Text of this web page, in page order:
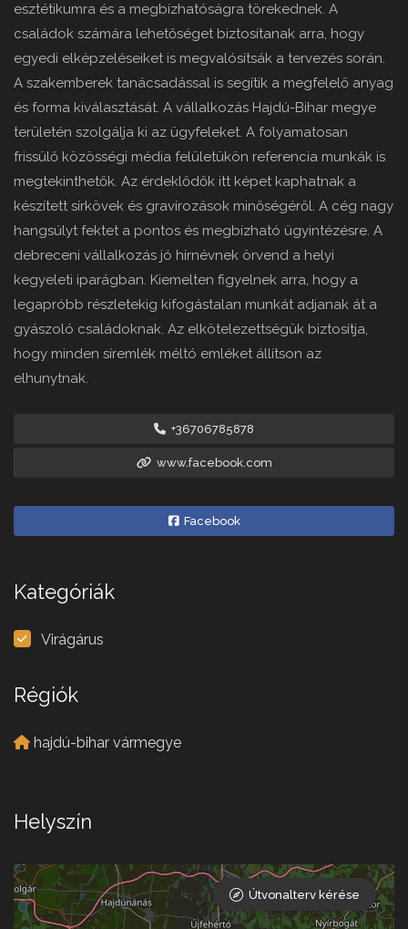
esztétikumra és a megbízhatóságra törekednek. A
családok számára lehetőséget biztosítanak arra, hogy
egyedi elképzeléseiket is megvalósítsák a tervezés során.
A szakemberek tanácsadással is segítik a megfelelő anyag
és forma kiválasztását. A vállalkozás Hajdú-Bihar megye
területén szolgálja ki az ügyfeleket. A folyamatosan
frissülő közösségi média felületükön referencia munkák is
megtekinthetők. Az érdeklődők itt képet kaphatnak a
készített sírkövek és gravírozások minőségéről. A cég nagy
hangsúlyt fektet a pontos és megbízható ügyintézésre. A
debreceni vállalkozás jó hírnévnek örvend a helyi
kegyeleti iparágban. Kiemelten figyelnek arra, hogy a
legapróbb részletekig kifogástalan munkát adjanak át a
gyászoló családoknak. Az elkötelezettségük biztosítja,
hogy minden síremlék méltó emléket állítson az
elhunytnak.
+36706785878
www.facebook.com
Facebook
Kategóriák
Virágárus
Régiók
hajdú-bihar vármegye
Helyszín
Útvonalterv kérése